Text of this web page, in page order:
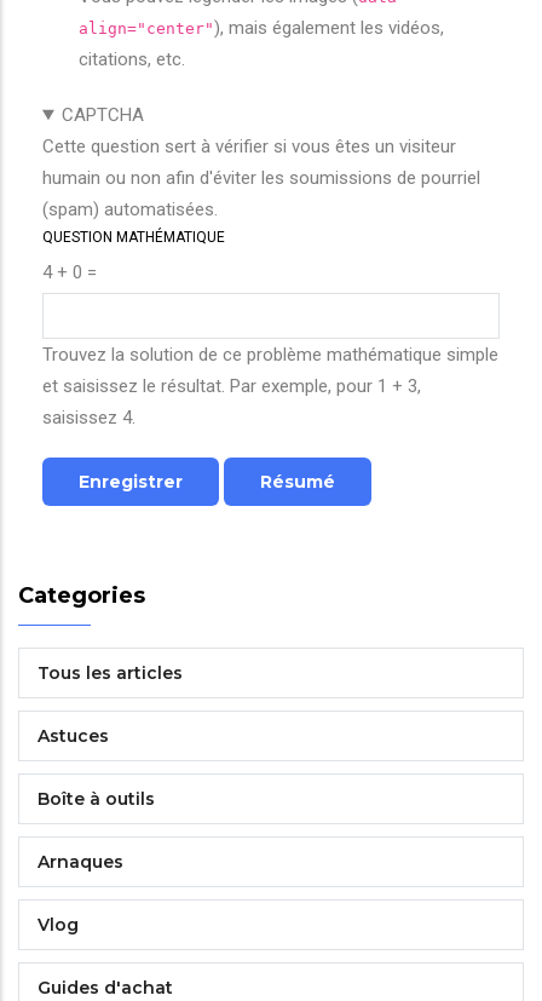
align="center"), mais également les vidéos,
citations, etc.
CAPTCHA
Cette question sert à vérifier si vous êtes un visiteur
humain ou non afin d'éviter les soumissions de pourriel
(spam) automatisées.
QUESTION MATHÉMATIQUE
4 + 0 =
Trouvez la solution de ce problème mathématique simple
et saisissez le résultat. Par exemple, pour 1 + 3,
saisissez 4.
Categories
Tous les articles
Astuces
Boîte à outils
Arnaques
Vlog
Guides d'achat